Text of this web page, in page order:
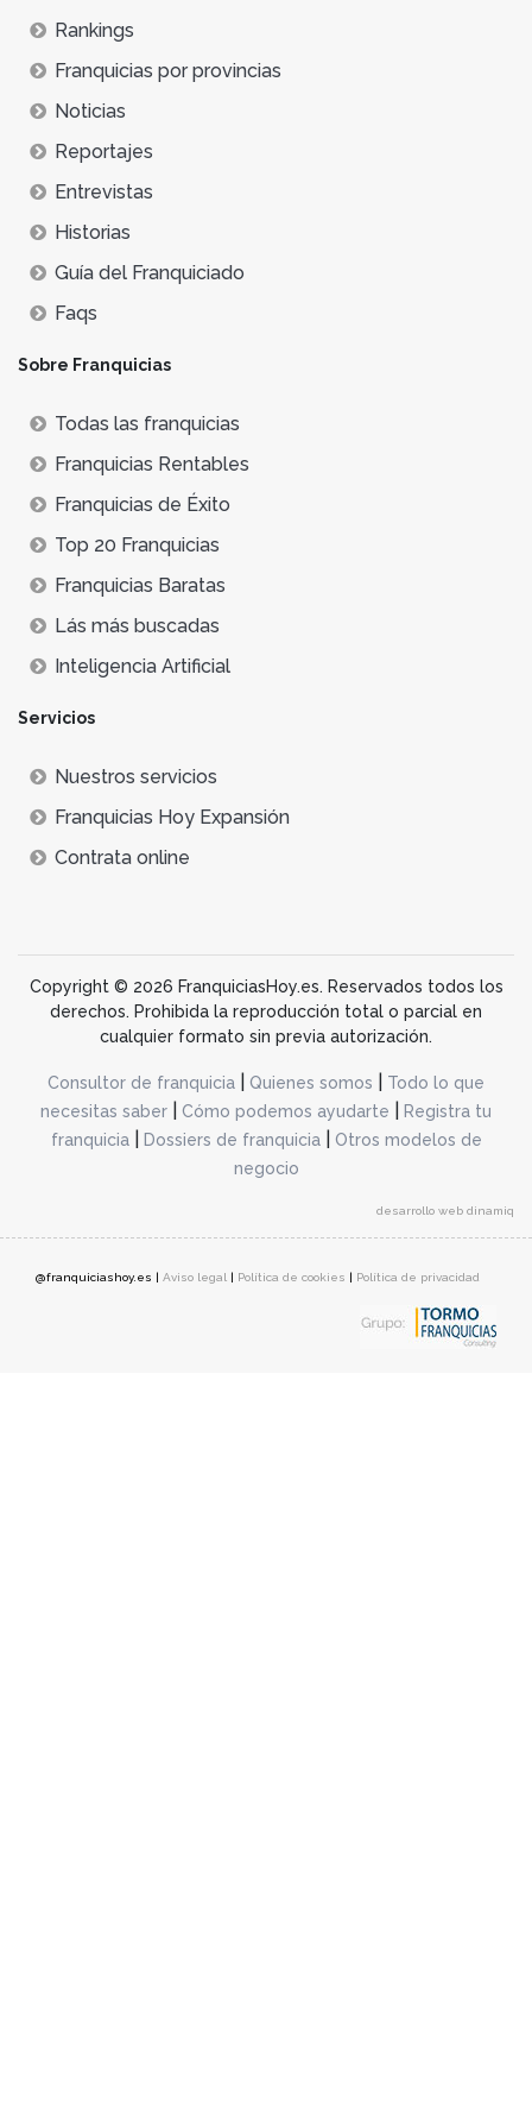
Rankings
Franquicias por provincias
Noticias
Reportajes
Entrevistas
Historias
Guía del Franquiciado
Faqs
Sobre Franquicias
Todas las franquicias
Franquicias Rentables
Franquicias de Éxito
Top 20 Franquicias
Franquicias Baratas
Lás más buscadas
Inteligencia Artificial
Servicios
Nuestros servicios
Franquicias Hoy Expansión
Contrata online
Copyright © 2026 FranquiciasHoy.es. Reservados todos los
derechos. Prohibida la reproducción total o parcial en
cualquier formato sin previa autorización.
Consultor de franquicia Quienes somos
Todo lo que
necesitas saber
Cómo podemos ayudarte
Registra tu
franquicia| Dossiers de franquicia|
Otros modelos de
negocio
desarrollo web dinamiq
@franquiciashoy.es | Aviso legal | Política de cookies | Política de privacidad